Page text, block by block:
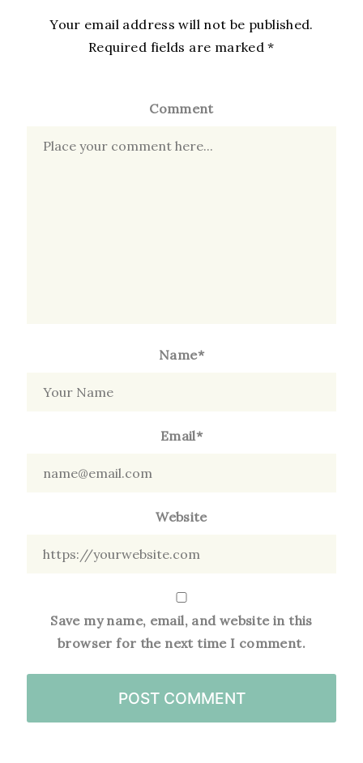
Your email address will not be published.
Required fields are marked*
Comment
Name*
Email*
Website
Save my name, email, and website in this
browser for the next time I comment.